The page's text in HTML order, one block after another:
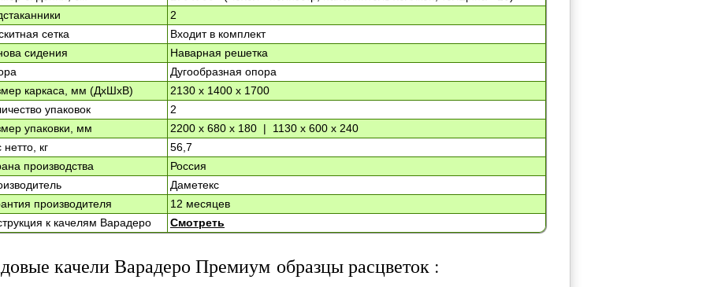
2
сетка
Входит в комплект
сидения
Наварная решетка
Дугообразная опора
каркаса, мм (ДхШхВ)
2130 x 1400 x 1700
упаковок
2
упаковки, мм
2200 x 680 x 180 | 1130 x 600 x 240
нетто, кг
56,7
производства
Россия
Даметекс
производителя
12 месяцев
к качелям Варадеро
Смотреть
качели Варадеро Премиум образцы расцветок :